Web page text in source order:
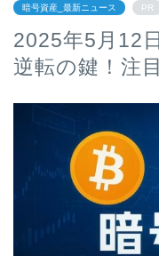
暗号資産_最新ニュース PR
2025年5月12
逆転の鍵！注